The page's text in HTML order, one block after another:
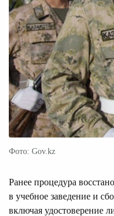
Фото: Gov.kz
Ранее процедура
в учебное заведение и
включая удостоверение